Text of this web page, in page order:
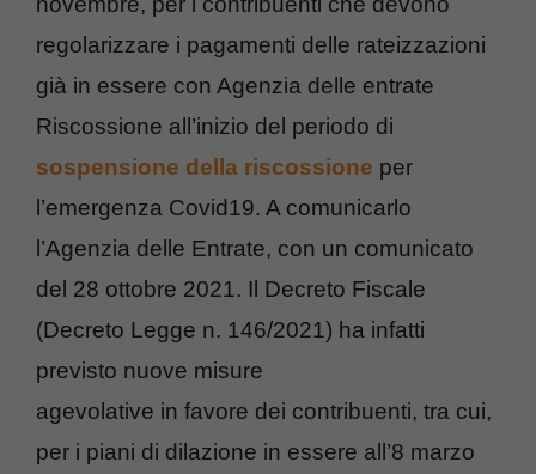
regolarizzare i pagamenti delle rateizzazioni
già in essere con Agenzia delle entrate
Riscossione all’inizio del periodo di
sospensione della riscossione per
l’emergenza Covid19. A comunicarlo
l’Agenzia delle Entrate, con un comunicato
del 28 ottobre 2021. Il Decreto Fiscale
(Decreto Legge n. 146/2021) ha infatti
previsto nuove misure
agevolative in favore dei contribuenti, tra cui,
per i piani di dilazione in essere all’8 marzo